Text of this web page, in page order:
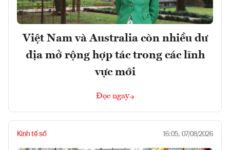
Việt Nam và Australia còn nhiều dư
địa mở rộng hợp tác trong các lĩnh
vực mới
Đọc ngay
Kinh tế số 16:05, 07/08/2026